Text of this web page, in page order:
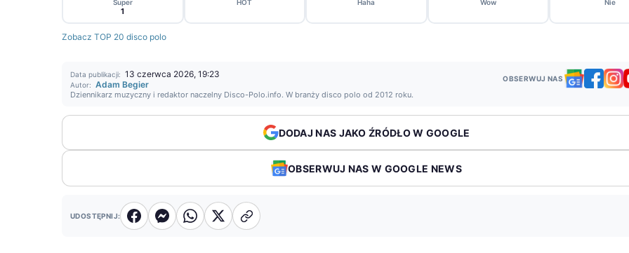
Super
1
HOT Haha Wow Nie
Zobacz TOP 20 disco polo
Data publikacji: 13 czerwca 2026, 19:23
Autor: Adam Begier
Dziennikarz muzyczny i redaktor naczelny Disco-Polo.info. W branży disco polo od 2012 roku.
OBSERWUJ NAS
DODAJ NAS JAKO ŹRÓDŁO W GOOGLE
OBSERWUJ NAS W GOOGLE NEWS
UDOSTĘPNIJ: